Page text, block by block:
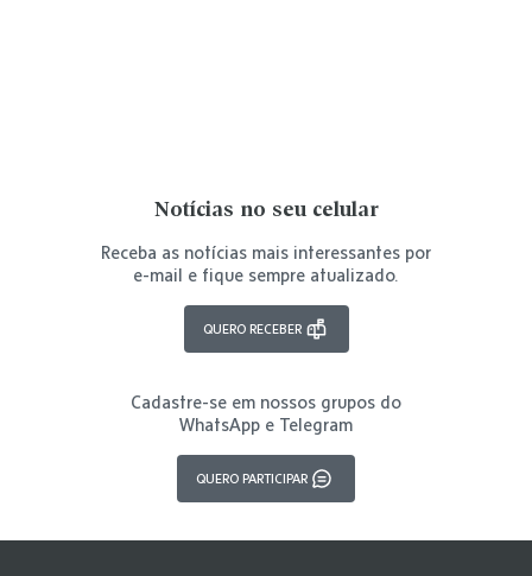
Notícias no seu celular
Receba as notícias mais interessantes por
e-mail e fique sempre atualizado.
QUERO RECEBER
Cadastre-se em nossos grupos do
WhatsApp e Telegram
QUERO PARTICIPAR